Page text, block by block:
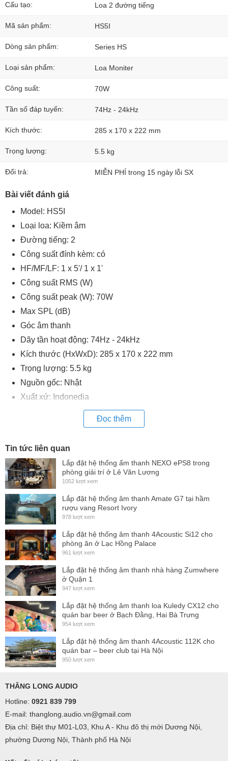
Cấu tạo: Loa 2 đường tiếng
Mã sản phẩm: HS5I
Dòng sản phẩm: Series HS
Loại sản phẩm: Loa Moniter
Công suất: 70W
Tần số đáp tuyến: 74Hz - 24kHz
Kích thước: 285 x 170 x 222 mm
Trọng lượng: 5.5 kg
Đổi trả: MIỄN PHÍ trong 15 ngày lỗi SX
Bài viết đánh giá
Model: HS5I
Loại loa: Kiềm âm
Đường tiếng: 2
Công suất đính kèm: có
HF/MF/LF: 1 x 5'/ 1 x 1'
Công suất RMS (W)
Công suất peak (W): 70W
Max SPL (dB)
Góc âm thanh
Dãy tần hoạt động: 74Hz - 24kHz
Kích thước (HxWxD): 285 x 170 x 222 mm
Trọng lượng: 5.5 kg
Nguồn gốc: Nhật
Xuất xứ: Indonedia
Đọc thêm
Tin tức liên quan
Lắp đặt hệ thống ấm thanh NEXO ePS8 trong
phòng giải trí ở Lê Văn Lương
1052 lượt xem
Lắp đặt hệ thống âm thanh Amate G7 tại hầm
rượu vang Resort Ivory
978 lượt xem
Lắp đặt hệ thống âm thanh 4Acoustic Si12 cho
phòng ăn ở Lạc Hồng Palace
961 lượt xem
Lắp đặt hệ thống âm thanh nhà hàng Zumwhere
ở Quận 1
947 lượt xem
Lắp đặt hệ thống âm thanh loa Kuledy CX12 cho
quán bar beer ở Bạch Đằng, Hai Bà Trưng
954 lượt xem
Lắp đặt hệ thống âm thanh 4Acoustic 112K cho
quán bar – beer club tại Hà Nội
950 lượt xem
THĂNG LONG AUDIO
Hotline: 0921 839 799
E-mail: thanglong.audio.vn@gmail.com
Địa chỉ: Biệt thự M01-L03, Khu A - Khu đô thị mới Dương Nội,
phường Dương Nội, Thành phố Hà Nội